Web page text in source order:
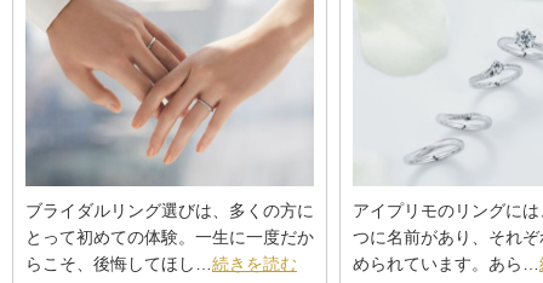
ブライダルリング選びは、多くの方に
とって初めての体験。一生に一度だか
らこそ、後悔してほし…続きを読む
アイプリモのリングに
つに名前があり、それ
められています。あら…